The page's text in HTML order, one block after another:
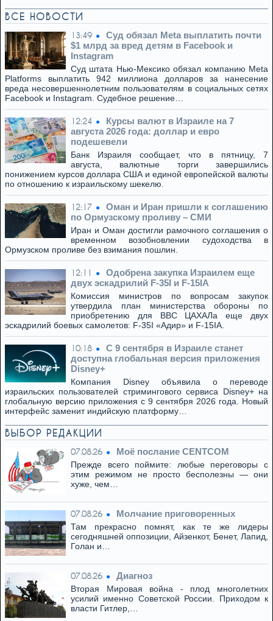
ВСЕ НОВОСТИ
13:49
Суд обязал Meta выплатить почти
$1 млрд за вред детям в Facebook и
Instagram
Суд штата Нью-Мексико обязал компанию Meta
Platforms выплатить 942 миллиона долларов за нанесение
вреда несовершеннолетним пользователям в социальных сетях
Facebook и Instagram. Судебное решение…
12:24
Курсы валют в Израиле на 7
августа 2026 года: доллар и евро
подешевели
Банк Израиля сообщает, что в пятницу, 7
августа, валютные торги завершились
понижением курсов доллара США и единой европейской валюты
по отношению к израильскому шекелю.
12:17
Оман и Иран пришли к соглашению
по Ормузскому проливу – СМИ
Иран и Оман достигли рамочного соглашения о
временном возобновлении судоходства в
Ормузском проливе без взимания пошлин.
12:11
Одобрена закупка Израилем еще
двух эскадрилий F-35I и F-15IA
Комиссия министров по вопросам закупок
утвердила план министерства обороны по
приобретению для ВВС ЦАХАЛа еще двух
эскадрилий боевых самолетов: F-35I «Адир» и F-15IA.
10:18
C 9 сентября в Израиле станет
доступна глобальная версия приложения
Disney+
Компания Disney объявила о переводе
израильских пользователей стримингового сервиса Disney+ на
глобальную версию приложения с 9 сентября 2026 года. Новый
интерфейс заменит индийскую платформу…
ВЫБОР РЕДАКЦИИ
07.08.26 Моё послание CENTCOM
Прежде всего поймите: любые переговоры с
этим режимом не просто бесполезны — они
хуже, чем…
07.08.26 Молчание приговоренных
Там прекрасно помнят, как те же лидеры
сегодняшней оппозиции, Айзенкот, Бенет, Лапид,
Голан и…
07.08.26 Диагноз
Вторая Мировая война - плод многолетних
усилий именно Советской России. Приходом к
власти Гитлер,…